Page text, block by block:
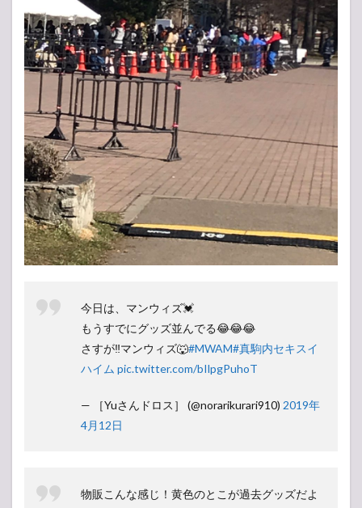
今日は、マンウィズ💓
もうすでにグッズ並んでる😂😂😂
さすが‼️マンウィズ🐺#MWAM#真駒内セキスイ
ハイム pic.twitter.com/bIlpgPuhoT
— ［Yuさんドロス］ (@norarikurari910) 2019年
4月12日
物販こんな感じ！黄色のとこが過去グッズだよ